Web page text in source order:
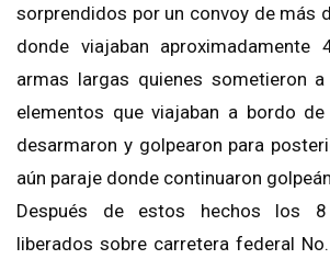
sorprendidos por un convoy de más
donde viajaban aproximadamente
armas largas quienes sometieron
elementos que viajaban a bordo
desarmaron y golpearon para
aún paraje donde continuaron
Después de estos hechos los
liberados sobre carretera federal